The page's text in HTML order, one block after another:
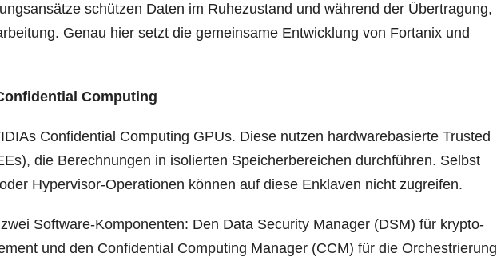
schüt­zen Daten im Ruhe­zu­stand und wäh­rend der Über­tra­gung,
Genau hier setzt die gemein­sa­me Ent­wick­lung von Forta­nix und
Computing
Con­fi­den­ti­al Com­pu­ting GPUs. Die­se nut­zen hard­ware­ba­sier­te Trus­ted
die Berech­nun­gen in iso­lier­ten Spei­cher­be­rei­chen durch­füh­ren. Selbst
Hyper­vi­sor-Ope­ra­tio­nen kön­nen auf die­se Enkla­ven nicht zugreifen.
Soft­ware-Kom­po­nen­ten: Den Data Secu­ri­ty Mana­ger (DSM) für kryp­to­
und den Con­fi­den­ti­al Com­pu­ting Mana­ger (CCM) für die Orches­trie­rung